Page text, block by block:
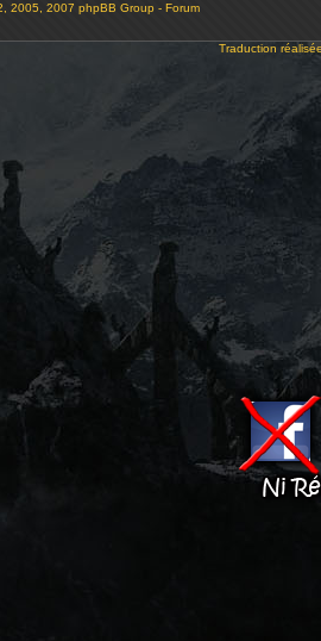
2005, 2007 phpBB Group - Forum
Traduction